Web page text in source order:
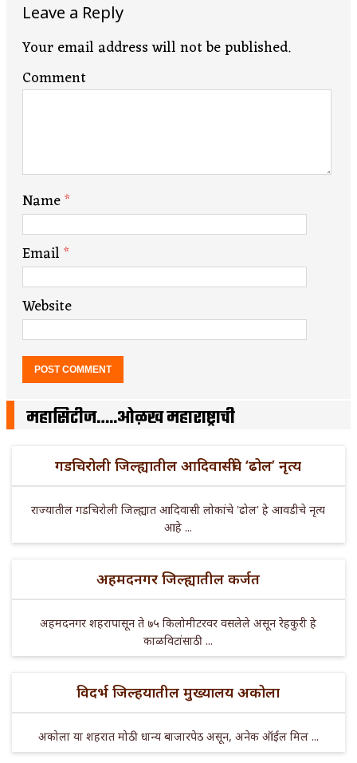
Leave a Reply
Your email address will not be published.
Comment
Name*
Email*
Website
महासिटीज…..ओळख महाराष्ट्राची
गडचिरोली जिल्ह्यातील आदिवासींचे ‘ढोल’ नृत्य
राज्यातील गडचिरोली जिल्ह्यात आदिवासी लोकांचे 'ढोल' हे आवडीचे नृत्य
आहे ...
अहमदनगर जिल्ह्यातील कर्जत
अहमदनगर शहरापासून ते ७५ किलोमीटरवर वसलेले असून रेहकुरी हे
काळविटांसाठी ...
विदर्भ जिल्हयातील मुख्यालय अकोला
अकोला या शहरात मोठी धान्य बाजारपेठ असून, अनेक ऑईल मिल ...